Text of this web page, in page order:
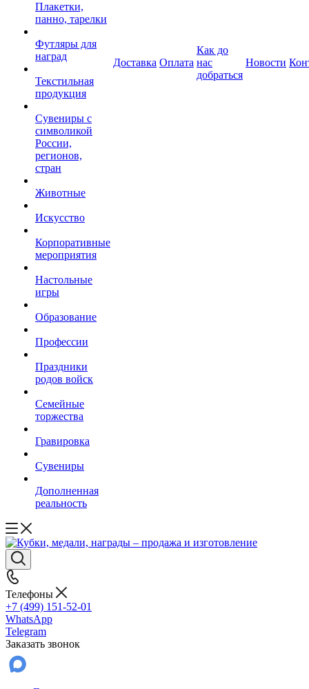
Плакетки,
панно, тарелки
Футляры для
наград
Текстильная
продукция
Сувениры с
символикой
России,
регионов,
стран
Животные
Искусство
Корпоративные
мероприятия
Настольные
игры
Образование
Профессии
Праздники
родов войск
Семейные
торжества
Гравировка
Сувениры
Дополненная
реальность
Доставка Оплата
Как до
нас
добраться
Новости
Телефоны
+7 (499) 151-52-01
WhatsApp
Telegram
Заказать звонок